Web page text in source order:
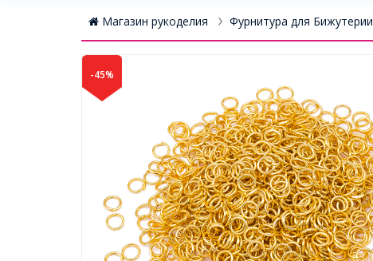
Магазин рукоделия Фурнитура для Бижутерии
-45%